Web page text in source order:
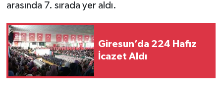
arasında 7. sırada yer aldı.
Giresun’da 224 Hafız
İcazet Aldı